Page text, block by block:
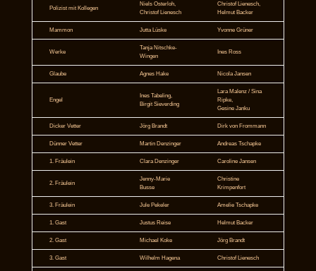
Polizist mit Kollegen
Niels Osterloh,
Christof Lienesch
Christof Lienesch,
Helmut Backer
Mammon Jutta Lüske Yvonne Grüner
Werke
Tanja Nitschke-
Wingen
Ines Ross
Glaube Agnes Hake Nicola Jansen
Engel
Ines Tabeling,
Birgit Sieverding
Lara Malenz / Sina
Ripke,
Gesine Janku
Dicker Vetter Jörg Brandt Dirk von Frommann
Dünner Vetter Martin Denzinger Andreas Tschapke
1. Fräulein Clara Denzinger Caroline Jansen
2. Fräulein
Jenny-Marie
Busse
Christine
Krimpenfort
3. Fräulein Jule Pekeler Amelie Tschapke
1. Gast Justus Reise Helmut Backer
2. Gast Michael Koke Jörg Brandt
3. Gast Wilhelm Hagena Christof Lienesch